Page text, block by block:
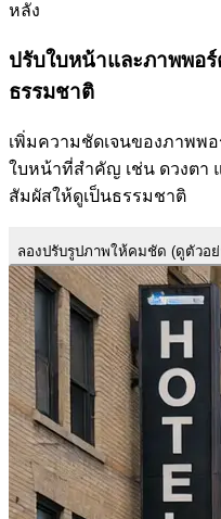
หลัง
ปรับใบหน้าและภาพพอ
ธรรมชาติ
เพิ่มความชัดเจนของภาพพอ
ใบหน้าที่สำคัญ เช่น ดวงตา
สัมผัสให้ดูเป็นธรรมชาติ
ลองปรับรูปภาพให้คมชัด (ดูตัวอย่